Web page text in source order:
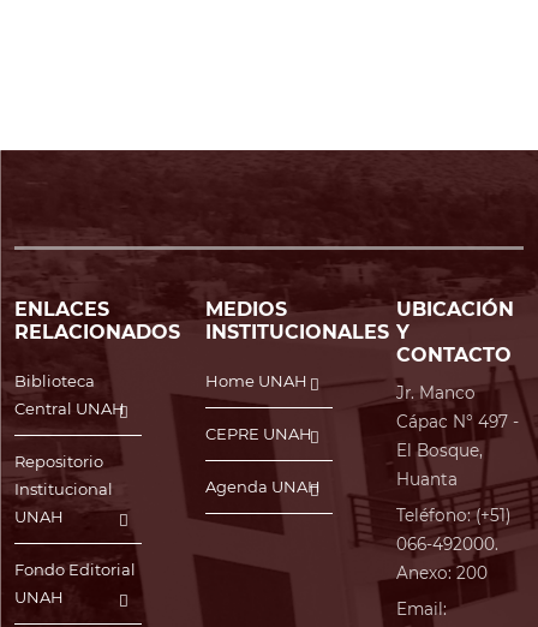
ENLACES
RELACIONADOS
Biblioteca
Central UNAH
Repositorio
Institucional
UNAH
Fondo Editorial
UNAH
MEDIOS
INSTITUCIONALES
Home UNAH
CEPRE UNAH
Agenda UNAH
UBICACIÓN
Y
CONTACTO
Jr. Manco
Cápac N° 497 -
El Bosque,
Huanta
Teléfono: (+51)
066-492000.
Anexo: 200
Email: